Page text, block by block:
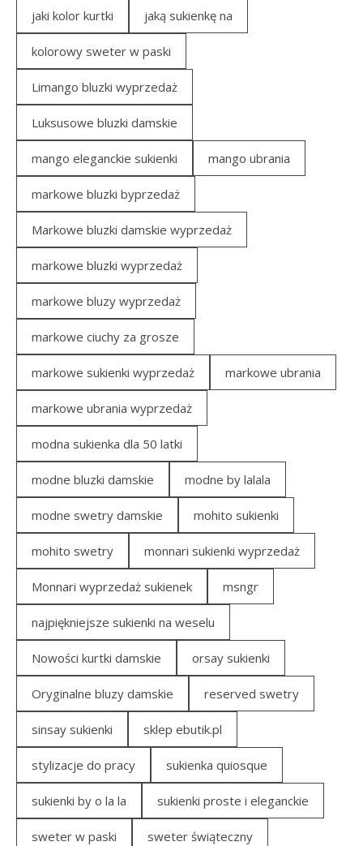
jaki kolor kurtki jaką sukienkę na
kolorowy sweter w paski
Limango bluzki wyprzedaż
Luksusowe bluzki damskie
mango eleganckie sukienki mango ubrania
markowe bluzki byprzedaż
Markowe bluzki damskie wyprzedaż
markowe bluzki wyprzedaż
markowe bluzy wyprzedaż
markowe ciuchy za grosze
markowe sukienki wyprzedaż markowe ubrania
markowe ubrania wyprzedaż
modna sukienka dla 50 latki
modne bluzki damskie modne by lalala
modne swetry damskie mohito sukienki
mohito swetry monnari sukienki wyprzedaż
Monnari wyprzedaż sukienek msngr
najpiękniejsze sukienki na weselu
Nowości kurtki damskie orsay sukienki
Oryginalne bluzy damskie reserved swetry
sinsay sukienki sklep ebutik.pl
stylizacje do pracy sukienka quiosque
sukienki by o la la sukienki proste i eleganckie
sweter w paski sweter świąteczny